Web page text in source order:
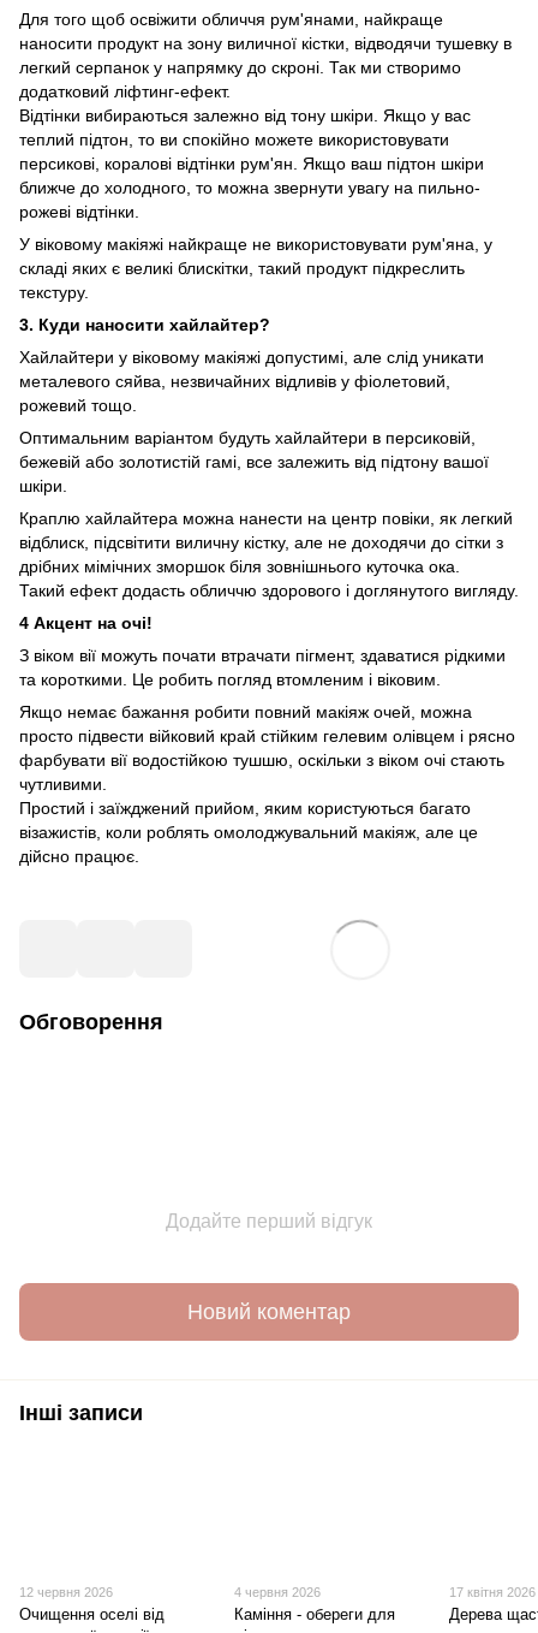
Для того щоб освіжити обличчя рум'янами, найкраще
наносити продукт на зону виличної кістки, відводячи тушевку в
легкий серпанок у напрямку до скроні. Так ми створимо
додатковий ліфтинг-ефект.
Відтінки вибираються залежно від тону шкіри. Якщо у вас
теплий підтон, то ви спокійно можете використовувати
персикові, коралові відтінки рум'ян. Якщо ваш підтон шкіри
ближче до холодного, то можна звернути увагу на пильно-
рожеві відтінки.
У віковому макіяжі найкраще не використовувати рум'яна, у
складі яких є великі блискітки, такий продукт підкреслить
текстуру.
3. Куди наносити хайлайтер?
Хайлайтери у віковому макіяжі допустимі, але слід уникати
металевого сяйва, незвичайних відливів у фіолетовий,
рожевий тощо.
Оптимальним варіантом будуть хайлайтери в персиковій,
бежевій або золотистій гамі, все залежить від підтону вашої
шкіри.
Краплю хайлайтера можна нанести на центр повіки, як легкий
відблиск, підсвітити виличну кістку, але не доходячи до сітки з
дрібних мімічних зморшок біля зовнішнього куточка ока.
Такий ефект додасть обличчю здорового і доглянутого вигляду.
4 Акцент на очі!
З віком вії можуть почати втрачати пігмент, здаватися рідкими
та короткими. Це робить погляд втомленим і віковим.
Якщо немає бажання робити повний макіяж очей, можна
просто підвести війковий край стійким гелевим олівцем і рясно
фарбувати вії водостійкою тушшю, оскільки з віком очі стають
чутливими.
Простий і заїжджений прийом, яким користуються багато
візажистів, коли роблять омолоджувальний макіяж, але це
дійсно працює.
Обговорення
Додайте перший відгук
Новий коментар
Інші записи
12 червня 2026
Очищення оселі від
4 червня 2026
Каміння - обереги для
17 квітня 2026
Дерева